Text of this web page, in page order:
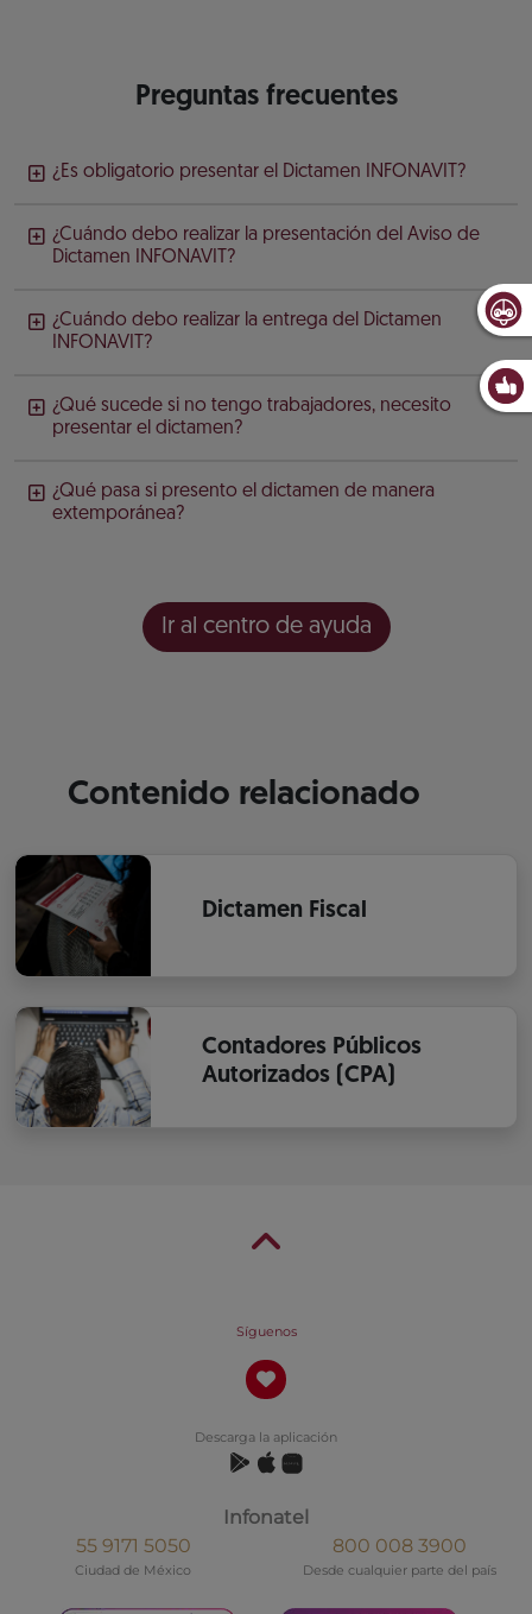
Preguntas frecuentes
¿Es obligatorio presentar el Dictamen INFONAVIT?
¿Cuándo debo realizar la presentación del Aviso de
Dictamen INFONAVIT?
¿Cuándo debo realizar la entrega del Dictamen
INFONAVIT?
¿Qué sucede si no tengo trabajadores, necesito
presentar el dictamen?
¿Qué pasa si presento el dictamen de manera
extemporánea?
Ir al centro de ayuda
Contenido relacionado
Dictamen Fiscal
Contadores Públicos
Autorizados (CPA)
Síguenos
Descarga la aplicación
Infonatel
55 9171 5050
Ciudad de México
800 008 3900
Desde cualquier parte del país